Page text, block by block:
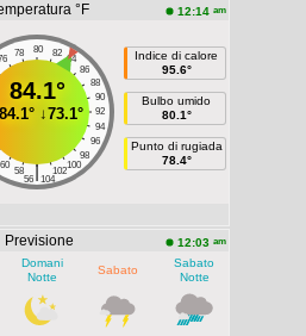
°F
12:14 am
80
78 82
84
86
88
90
92
94
96
98
60
100
58 102
|
56 104
84.1°
84.1° ↓73.1°
Indice di calore
95.6°
Bulbo umido
80.1°
Punto di rugiada
78.4°
Previsione 12:03 am
Domani
Notte
Sabato
Sabato
Notte